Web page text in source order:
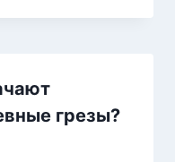
грезы?